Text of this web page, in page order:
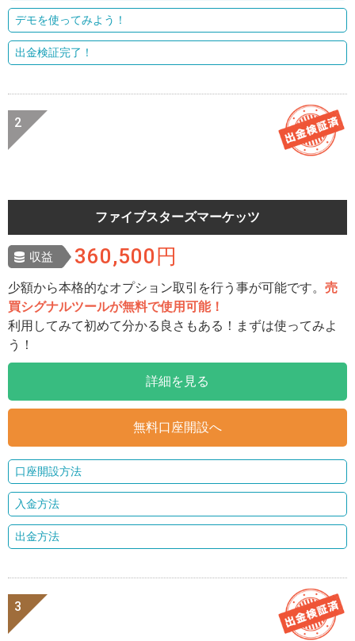
デモを使ってみよう！
出金検証完了！
ファイブスターズマーケッツ
収益 360,500円
少額から本格的なオプション取引を行う事が可能です。 売
買シグナルツールが無料で使用可能！
利用してみて初めて分かる良さもある！まずは使ってみよ
う！
詳細を見る
無料口座開設へ
口座開設方法
入金方法
出金方法